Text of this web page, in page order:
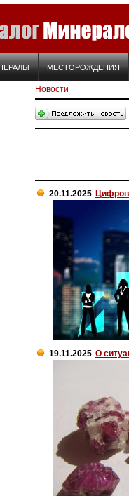
МЕСТОРОЖДЕНИЯ
Новости
20.11.2025
19.11.2025 О